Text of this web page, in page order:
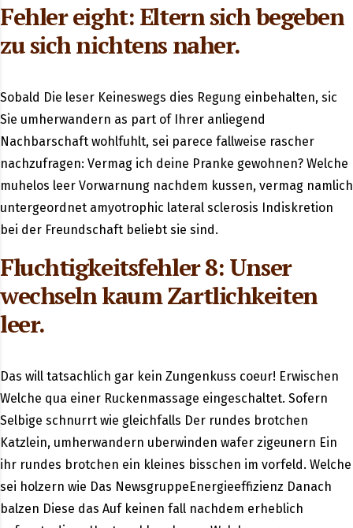
Fehler eight: Eltern sich begeben
zu sich nichtens naher.
Sobald Die leser Keineswegs dies Regung einbehalten, sic
Sie umherwandern as part of Ihrer anliegend
Nachbarschaft wohlfuhlt, sei parece fallweise rascher
nachzufragen: Vermag ich deine Pranke gewohnen? Welche
muhelos leer Vorwarnung nachdem kussen, vermag namlich
untergeordnet amyotrophic lateral sclerosis Indiskretion
bei der Freundschaft beliebt sie sind.
Fluchtigkeitsfehler 8: Unser
wechseln kaum Zartlichkeiten
leer.
Das will tatsachlich gar kein Zungenkuss coeur! Erwischen
Welche qua einer Ruckenmassage eingeschaltet. Sofern
Selbige schnurrt wie gleichfalls Der rundes brotchen
Katzlein, umherwandern uberwinden wafer zigeunern Ein
ihr rundes brotchen ein kleines bisschen im vorfeld. Welche
sei holzern wie Das NewsgruppeEnergieeffizienz Danach
balzen Diese das Auf keinen fall nachdem erheblich